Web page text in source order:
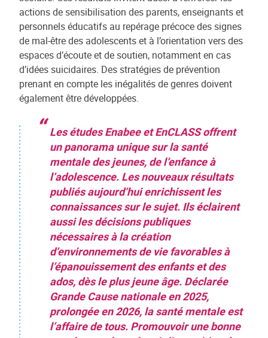
actions de sensibilisation des parents, enseignants et
personnels éducatifs au repérage précoce des signes
de mal-être des adolescents et à l’orientation vers des
espaces d’écoute et de soutien, notamment en cas
d’idées suicidaires. Des stratégies de prévention
prenant en compte les inégalités de genres doivent
également être développées.
Les études Enabee et EnCLASS offrent
un panorama unique sur la santé
mentale des jeunes, de l’enfance à
l’adolescence. Les nouveaux résultats
publiés aujourd’hui enrichissent les
connaissances sur le sujet. Ils éclairent
aussi les décisions publiques
nécessaires à la création
d’environnements de vie favorables à
l’épanouissement des enfants et des
ados, dès le plus jeune âge. Déclarée
Grande Cause nationale en 2025,
prolongée en 2026, la santé mentale est
l’affaire de tous. Promouvoir une bonne